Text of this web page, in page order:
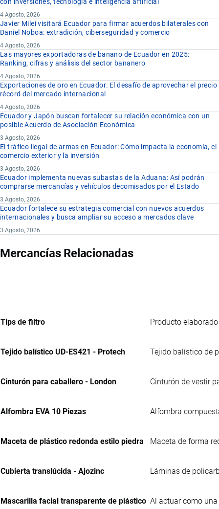
con inversiones, tecnología e inteligencia artificial
4 Agosto, 2026
Javier Milei visitará Ecuador para firmar acuerdos bilaterales con
Daniel Noboa: extradición, ciberseguridad y comercio
4 Agosto, 2026
Las mayores exportadoras de banano de Ecuador en 2025:
Ranking, cifras y análisis del sector bananero
4 Agosto, 2026
Exportaciones de oro en Ecuador: El desafío de aprovechar el precio
récord del mercado internacional
4 Agosto, 2026
Ecuador y Japón buscan fortalecer su relación económica con un
posible Acuerdo de Asociación Económica
3 Agosto, 2026
El tráfico ilegal de armas en Ecuador: Cómo impacta la economía, el
comercio exterior y la inversión
3 Agosto, 2026
Ecuador implementa nuevas subastas de la Aduana: Así podrán
comprarse mercancías y vehículos decomisados por el Estado
3 Agosto, 2026
Ecuador fortalece su estrategia comercial con nuevos acuerdos
internacionales y busca ampliar su acceso a mercados clave
3 Agosto, 2026
Mercancías Relacionadas
Tips de filtro Producto
Tejido balístico UD-ES421 - Protech Tejido balístico de
Cinturón para caballero - London Cinturón de vestir
Alfombra EVA 10 Piezas Alfombra
Maceta de plástico redonda estilo piedra Maceta de forma
Cubierta translúcida - Ajozinc Láminas de
Mascarilla facial transparente de plástico Al actuar como